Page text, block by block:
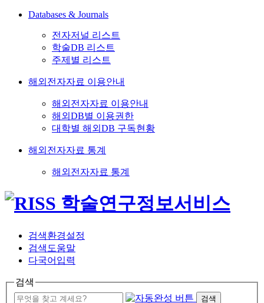
Databases & Journals
전자저널 리스트
학술DB 리스트
주제별 리스트
해외전자자료 이용안내
해외전자자료 이용안내
해외DB별 이용권한
대학별 해외DB 구독현황
해외전자자료 통계
해외전자자료 통계
검색환경설정
검색도움말
다국어입력
검색
검색